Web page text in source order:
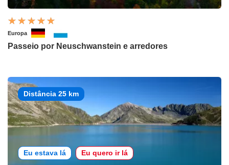
Europa
Passeio por Neuschwanstein e arredores
Distância 25 km
Eu estava lá Eu quero ir lá